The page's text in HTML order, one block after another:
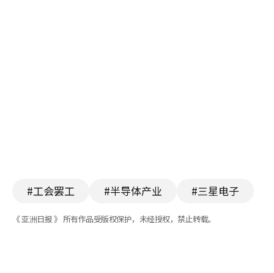
#工会罢工 #半导体产业 #三星电子
《 亚洲日报 》 所有作品受版权保护，未经授权，禁止转载。